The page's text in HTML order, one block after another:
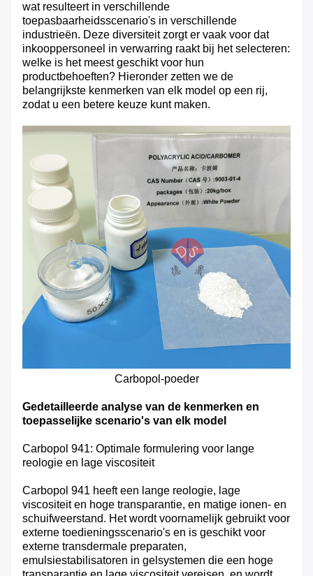
wat resulteert in verschillende
toepasbaarheidsscenario's in verschillende
industrieën. Deze diversiteit zorgt er vaak voor dat
inkooppersoneel in verwarring raakt bij het selecteren:
welke is het meest geschikt voor hun
productbehoeften? Hieronder zetten we de
belangrijkste kenmerken van elk model op een rij,
zodat u een betere keuze kunt maken.
Carbopol-poeder
Gedetailleerde analyse van de kenmerken en
toepasselijke scenario's van elk model
Carbopol 941: Optimale formulering voor lange
reologie en lage viscositeit
Carbopol 941 heeft een lange reologie, lage
viscositeit en hoge transparantie, en matige ionen- en
schuifweerstand. Het wordt voornamelijk gebruikt voor
externe toedieningsscenario's en is geschikt voor
externe transdermale preparaten,
emulsiestabilisatoren in gelsystemen die een hoge